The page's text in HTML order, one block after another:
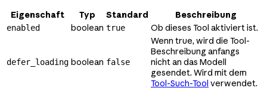
Eigenschaft
Typ Standard Beschreibung
enabled boolean true Ob dieses Tool aktiviert ist.
defer_loading boolean false
Wenn true, wird die Tool-
Beschreibung anfangs
nicht an das Modell
gesendet. Wird mit dem
Tool-Such-Tool verwendet.